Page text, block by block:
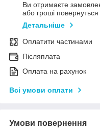
Ви отримаєте
або гроші
Детальніше
Оплатити частинами
Післяплата
Оплата на рахунок
Всі умови оплати
Умови повернення